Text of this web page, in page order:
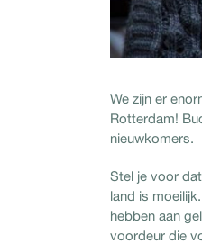
We zijn er
Rotterdam!
nieuwkomers.
Stel je voor
land is
hebben aan
voordeur die